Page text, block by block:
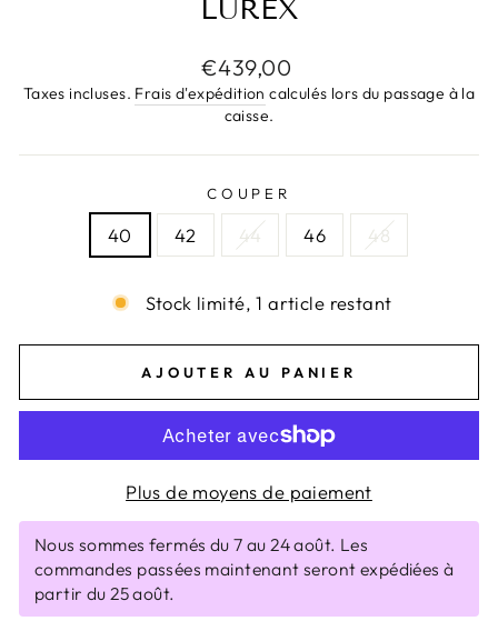
LUREX
Prix
régulier
€439,00
Taxes incluses. Frais d'expédition calculés lors du passage à la
caisse.
COUPER
40 42 44 46 48
Stock limité, 1 article restant
AJOUTER AU PANIER
Plus de moyens de paiement
Nous sommes fermés du 7 au 24 août. Les
commandes passées maintenant seront expédiées à
partir du 25 août.